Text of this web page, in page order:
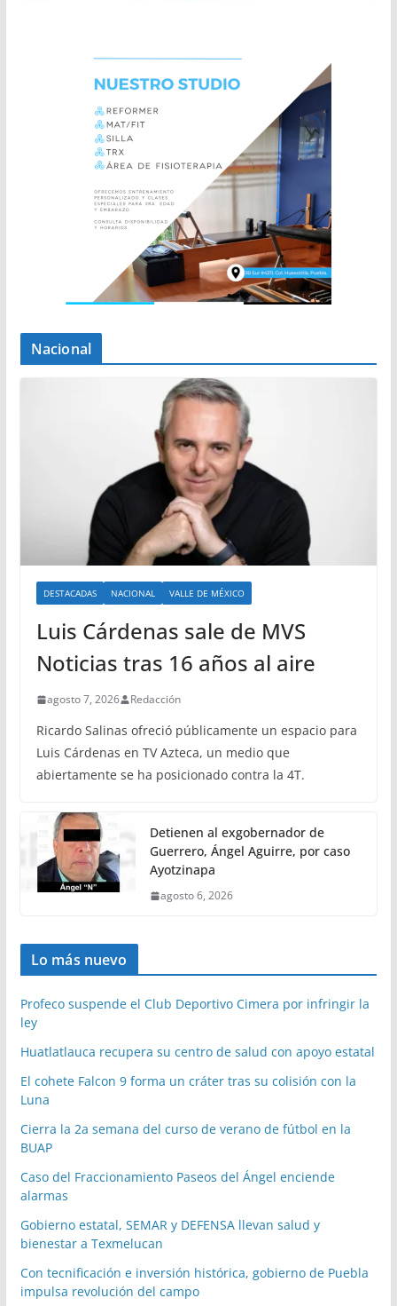
Nacional
DESTACADAS NACIONAL VALLE DE MÉXICO
Luis Cárdenas sale de MVS
Noticias tras 16 años al aire
agosto 7, 2026 Redacción
Ricardo Salinas ofreció públicamente un espacio para
Luis Cárdenas en TV Azteca, un medio que
abiertamente se ha posicionado contra la 4T.
Detienen al exgobernador de
Guerrero, Ángel Aguirre, por caso
Ayotzinapa
agosto 6, 2026
Lo más nuevo
Profeco suspende el Club Deportivo Cimera por infringir la
ley
Huatlatlauca recupera su centro de salud con apoyo estatal
El cohete Falcon 9 forma un cráter tras su colisión con la
Luna
Cierra la 2a semana del curso de verano de fútbol en la
BUAP
Caso del Fraccionamiento Paseos del Ángel enciende
alarmas
Gobierno estatal, SEMAR y DEFENSA llevan salud y
bienestar a Texmelucan
Con tecnificación e inversión histórica, gobierno de Puebla
impulsa revolución del campo